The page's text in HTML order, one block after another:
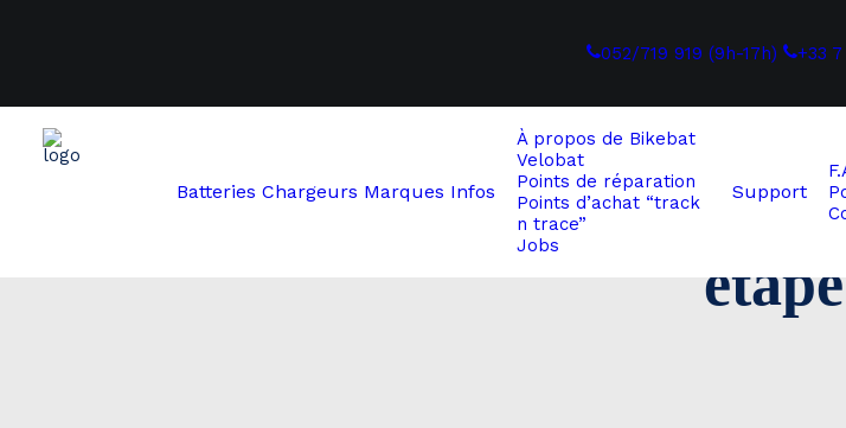
052/719 919 (9h-17h) +33
Batteries Chargeurs Marques Infos
À propos de Bikebat
Velobat
Points de réparation
Points d’achat “track
n trace”
Jobs
Support